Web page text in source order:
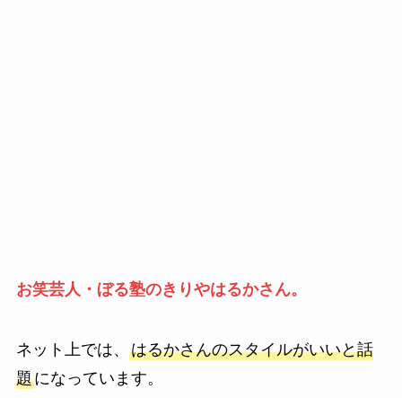
お笑芸人・ぼる塾のきりやはるかさん。
ネット上では、 はるかさんのスタイルがいいと話
題になっています。